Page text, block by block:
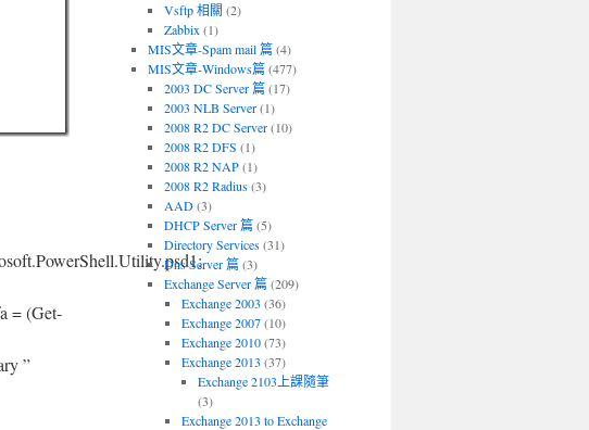
= (Get-
”
Vsftp 相關 (2)
Zabbix (1)
MIS文章-Spam mail 篇(4)
MIS文章-Windows篇(477)
2003 DC Server 篇(17)
2003 NLB Server(1)
2008 R2 DC Server(10)
2008 R2 DFS (1)
2008 R2 NAP(1)
2008 R2 Radius(3)
AAD(3)
DHCP Server 篇(5)
Directory Services(31)
Dns Server 篇(3)
Exchange Server 篇(209)
Exchange 2003 (36)
Exchange 2007(10)
Exchange 2010(73)
Exchange 2013 (37)
Exchange 2103上課隨筆
(3)
Exchange 2013 to Exchange